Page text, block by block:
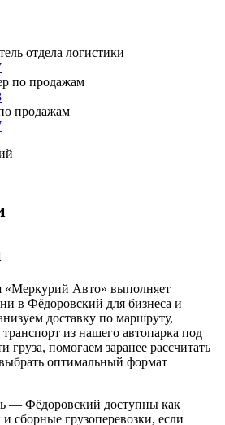
отдела логистики
по продажам
продажам
«Меркурий Авто» выполняет
в Фёдоровский для бизнеса и
доставку по маршруту,
из нашего автопарка под
груза, помогаем заранее рассчитать
оптимальный формат
— Фёдоровский доступны как
сборные грузоперевозки, если